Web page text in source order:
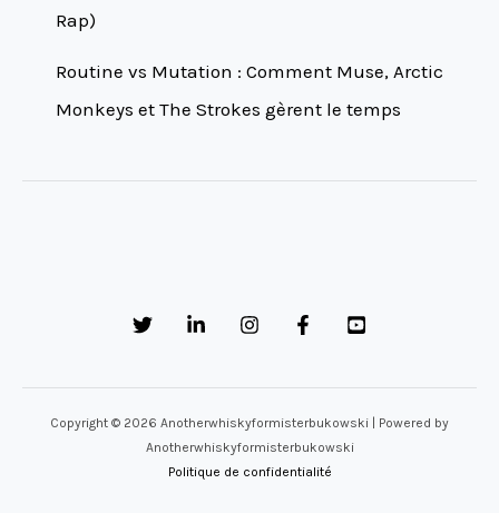
Rap)
Routine vs Mutation : Comment Muse, Arctic
Monkeys et The Strokes gèrent le temps
Copyright © 2026 Anotherwhiskyformisterbukowski | Powered by
Anotherwhiskyformisterbukowski
Politique de confidentialité